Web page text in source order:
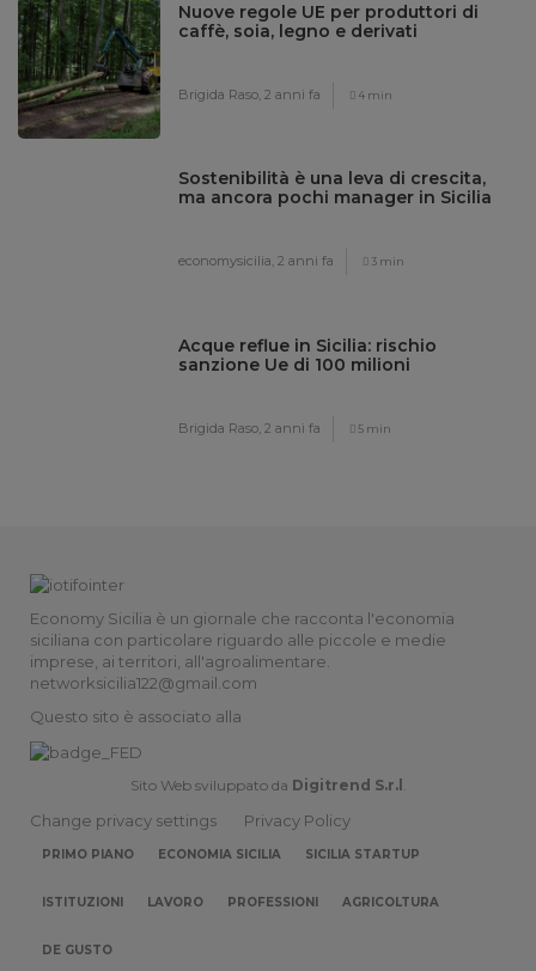
Nuove regole UE per produttori di
caffè, soia, legno e derivati
Brigida Raso,2 anni fa 4 min
Sostenibilità è una leva di crescita,
ma ancora pochi manager in Sicilia
economysicilia,2 anni fa 3 min
Acque reflue in Sicilia: rischio
sanzione Ue di 100 milioni
Brigida Raso,2 anni fa 5 min
Economy Sicilia è un giornale che racconta l'economia
siciliana con particolare riguardo alle piccole e medie
imprese, ai territori, all'agroalimentare.
networksicilia122@gmail.com
Questo sito è associato alla
Sito Web sviluppato da Digitrend S.r.l
Change privacy settings Privacy Policy
PRIMO PIANO ECONOMIA SICILIA SICILIA STARTUP
ISTITUZIONI LAVORO PROFESSIONI AGRICOLTURA
DE GUSTO